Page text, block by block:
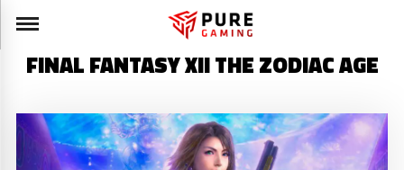
FINAL FANTASY XII THE ZODIAC AGE